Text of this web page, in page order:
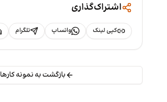
اشتراک‌گذاری
کپی لینک واتساپ تلگرام
بازگشت به نمونه کارها